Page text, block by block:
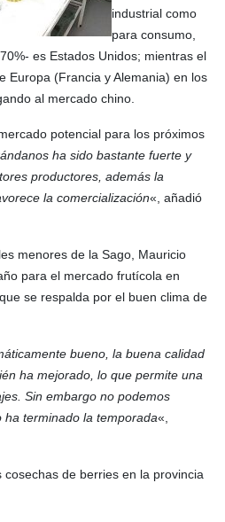
industrial como
para consumo,
es Estados Unidos; mientras el
Europa (Francia y Alemania) en los
al mercado chino.
potencial para los próximos
ha sido bastante fuerte y
productores, además la
la comercialización«, añadió
menores de la Sago, Mauricio
para el mercado frutícola en
se respalda por el buen clima de
bueno, la buena calidad
ha mejorado, lo que permite una
Sin embargo no podemos
terminado la temporada«,
de berries en la provincia